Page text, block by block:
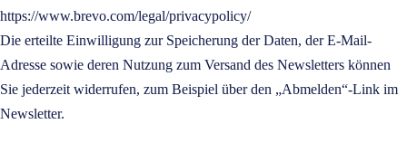
https://www.brevo.com/legal/privacypolicy/
Die erteilte Einwilligung zur Speicherung der Daten, der E-Mail-
Adresse sowie deren Nutzung zum Versand des Newsletters können
Sie jederzeit widerrufen, zum Beispiel über den „Abmelden“-Link im
Newsletter.